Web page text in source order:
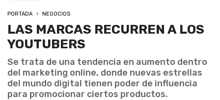
PORTADA NEGOCIOS
LAS MARCAS RECURREN A LOS
YOUTUBERS
Se trata de una tendencia en aumento dentro
del marketing online, donde nuevas estrellas
del mundo digital tienen poder de influencia
para promocionar ciertos productos.